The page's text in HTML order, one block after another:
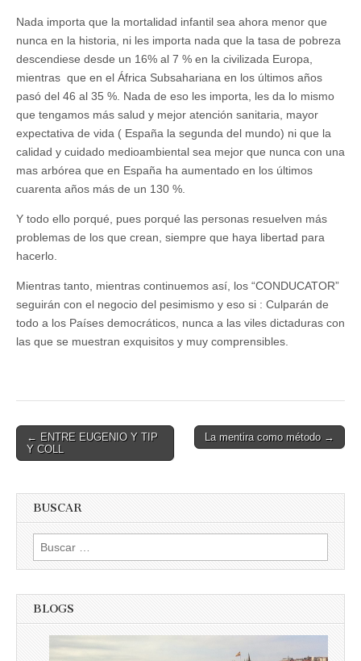
Nada importa que la mortalidad infantil sea ahora menor que
nunca en la historia, ni les importa nada que la tasa de pobreza
descendiese desde un 16% al 7 % en la civilizada Europa,
mientras que en el África Subsahariana en los últimos años
pasó del 46 al 35 %. Nada de eso les importa, les da lo mismo
que tengamos más salud y mejor atención sanitaria, mayor
expectativa de vida ( España la segunda del mundo) ni que la
calidad y cuidado medioambiental sea mejor que nunca con una
mas arbórea que en España ha aumentado en los últimos
cuarenta años más de un 130 %.
Y todo ello porqué, pues porqué las personas resuelven más
problemas de los que crean, siempre que haya libertad para
hacerlo.
Mientras tanto, mientras continuemos así, los “CONDUCATOR”
seguirán con el negocio del pesimismo y eso si : Culparán de
todo a los Países democráticos, nunca a las viles dictaduras con
las que se muestran exquisitos y muy comprensibles.
Post
navigation
← ENTRE EUGENIO Y TIP
Y COLL
La mentira como método →
BUSCAR
Buscar:
BLOGS